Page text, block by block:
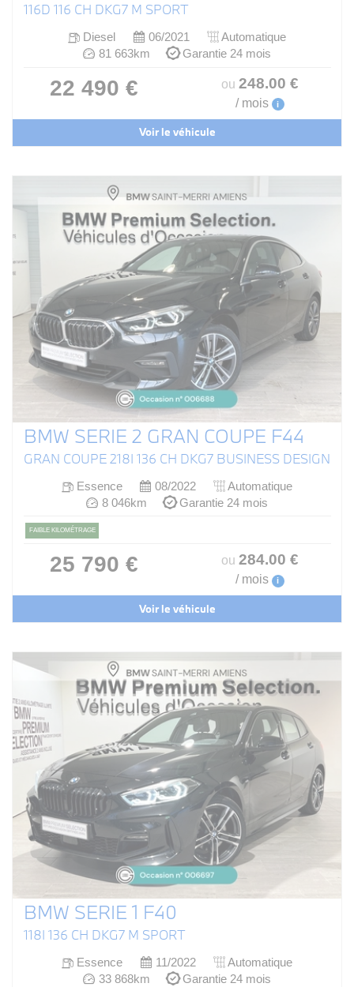
116D 116 CH DKG7 M SPORT
Diesel 06/2021
Automatique
81 663km
Garantie 24 mois
22 490 € ou 248.00 €
/ mois i
Voir le véhicule
BMW SERIE 2 GRAN COUPE F44
GRAN COUPE 218I 136 CH DKG7 BUSINESS DESIGN
Essence 08/2022
Automatique
8 046km
Garantie 24 mois
FAIBLE KILOMÉTRAGE
25 790 € ou 284.00 €
/ mois i
Voir le véhicule
BMW SERIE 1 F40
118I 136 CH DKG7 M SPORT
Essence 11/2022
Automatique
33 868km
Garantie 24 mois